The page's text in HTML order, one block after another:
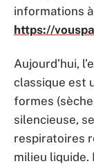
informations
https://
Aujourd’hui,
classique est
formes
silencieuse,
respiratoires
milieu liquide.